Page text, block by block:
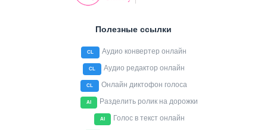
Полезные ссылки
CL Аудио конвертер онлайн
CL Аудио редактор онлайн
CL Онлайн диктофон голоса
AI Разделить ролик на дорожки
AI Голос в текст онлайн